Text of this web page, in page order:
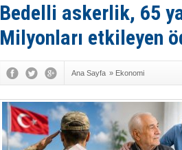
Bedelli askerlik, 65
Milyonları etkileyen
Ana Sayfa » Ekonomi